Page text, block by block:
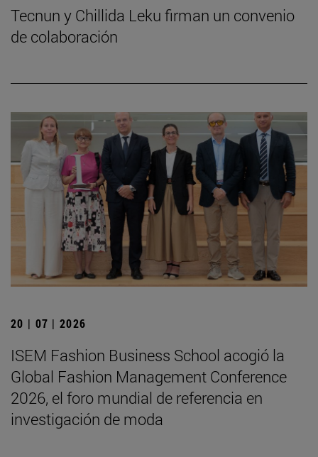
Tecnun y Chillida Leku firman un convenio
de colaboración
20 | 07 | 2026
ISEM Fashion Business School acogió la
Global Fashion Management Conference
2026, el foro mundial de referencia en
investigación de moda